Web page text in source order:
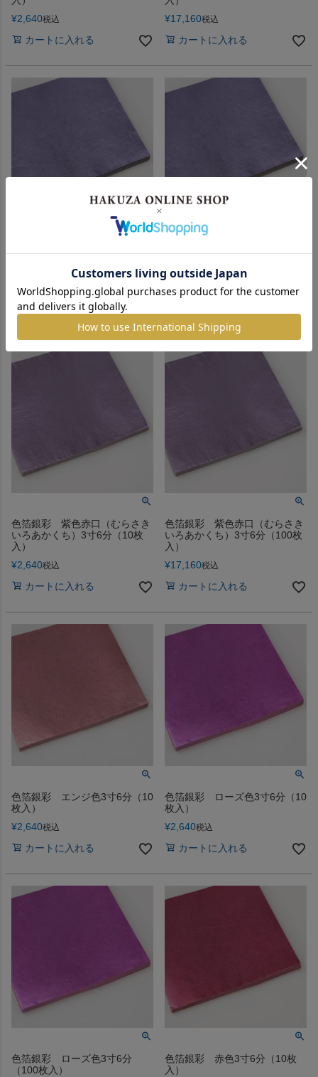
¥2,640税込
カートに入れる
¥17,160税込
カートに入れる
2,640税込
カートに入れる
入）
¥17,160 税込
カートに入れる
色箔銀彩 紫色赤口（むらさき
いろあかくち）3寸6分（10枚
入）
¥2,640税込
カートに入れる
色箔銀彩 紫色赤口（むらさき
いろあかくち）3寸6分（100枚
入）
¥17,160税込
カートに入れる
色箔銀彩 エンジ色3寸6分（10
枚入）
¥2,640税込
カートに入れる
色箔銀彩 ローズ色3寸6分（10
枚入）
¥2,640税込
カートに入れる
色箔銀彩 ローズ色3寸6分
（100枚入）
色箔銀彩 赤色3寸6分（10枚
入）